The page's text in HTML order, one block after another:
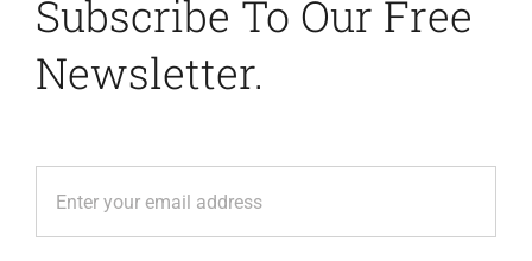
Subscribe To Our Free
Newsletter.